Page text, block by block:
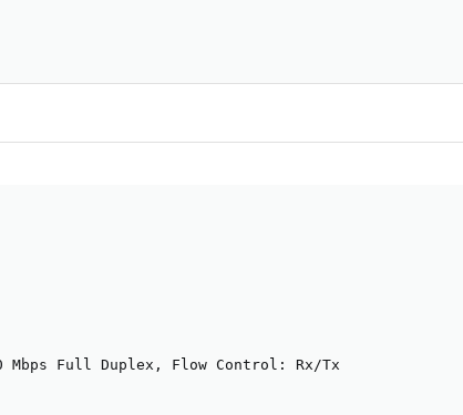
Mbps Full Duplex, Flow Control: Rx/Tx